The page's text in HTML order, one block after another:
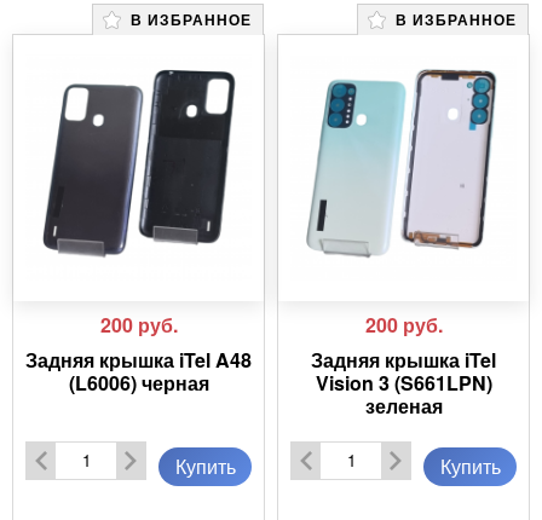
В ИЗБРАННОЕ
200 руб.
Задняя крышка iTel A48
(L6006) черная
Купить
В ИЗБРАННОЕ
200 руб.
Задняя крышка iTel
Vision 3 (S661LPN)
зеленая
Купить